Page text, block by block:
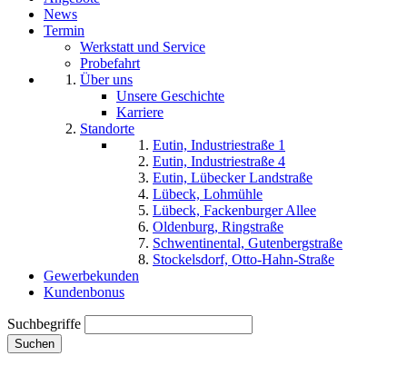
News
Termin
Werkstatt und Service
Probefahrt
Über uns
Unsere Geschichte
Karriere
Standorte
Eutin, Industriestraße 1
Eutin, Industriestraße 4
Eutin, Lübecker Landstraße
Lübeck, Lohmühle
Lübeck, Fackenburger Allee
Oldenburg, Ringstraße
Schwentinental, Gutenbergstraße
Stockelsdorf, Otto-Hahn-Straße
Gewerbekunden
Kundenbonus
Suchbegriffe
Suchen